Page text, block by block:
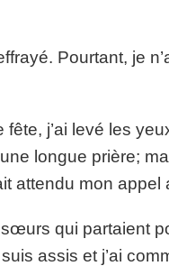
Pourtant, je
j’ai levé les
longue prière;
attendu mon appel
qui partaient
assis et j’ai